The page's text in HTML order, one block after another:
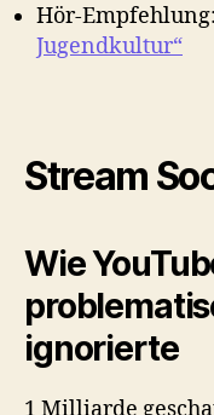
Hör-Empfehlung:
Jugendkultur“
Stream
Wie
ignorierte
1 Milliarde